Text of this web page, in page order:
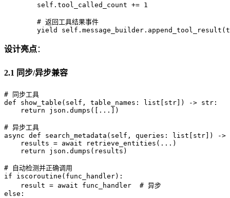
        self.tool_called_count += 1
        # 返回工具结果事件
设计亮点：
2.1 同步/异步兼容
# 同步工具
def show_table(self, table_names: list[str]) -> str:
    return json.dumps([...])
# 异步工具
async def search_metadata(self, queries: list[str]) -
    results = await retrieve_entities(...)
    return json.dumps(results)
# 自动检测并正确调用
if iscoroutine(func_handler):
    result = await func_handler  # 异步
else: